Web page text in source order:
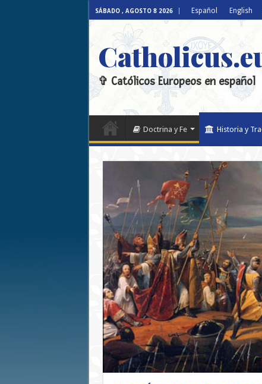
SÁBADO , AGOSTO 8 2026 Español English
✞ Católicos Europeos en español
Doctrina y Fe Historia y